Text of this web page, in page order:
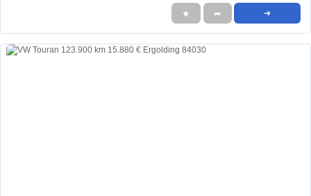
★ ➦ ➜